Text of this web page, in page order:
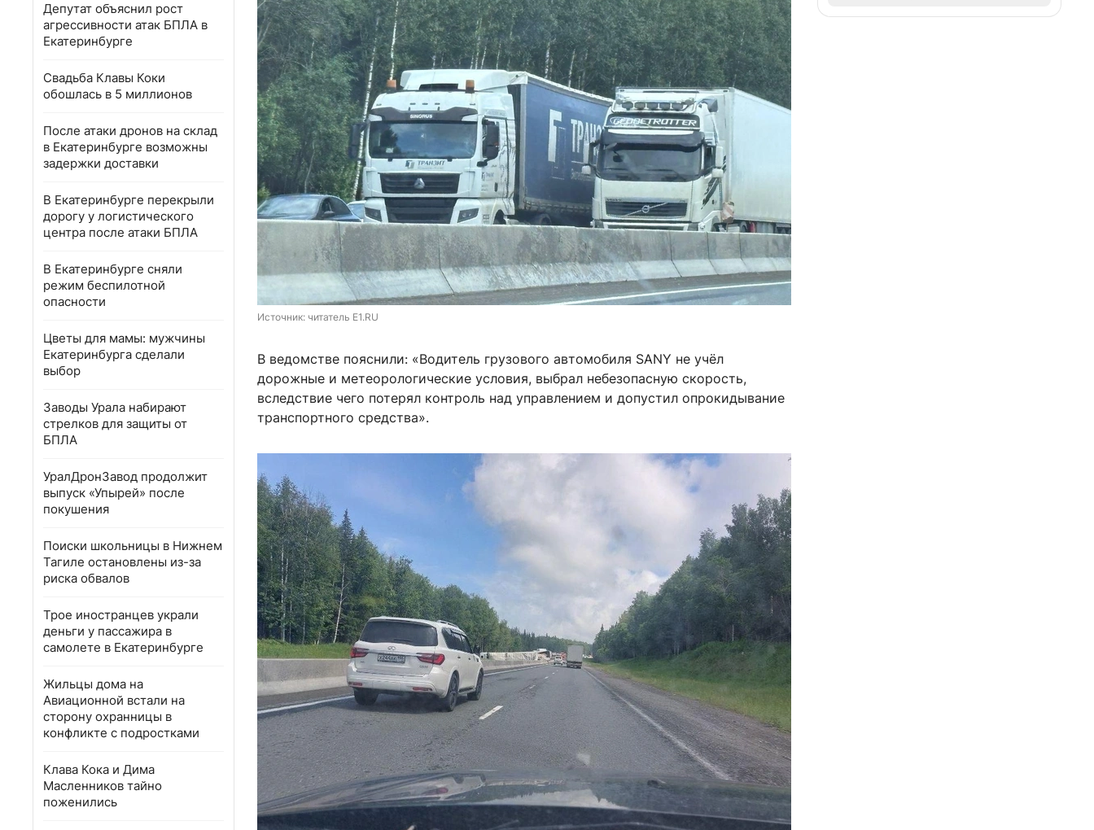
Депутат объяснил рост
агрессивности атак БПЛА в
Екатеринбурге
Свадьба Клавы Коки
обошлась в 5 миллионов
После атаки дронов на склад
в Екатеринбурге возможны
задержки доставки
В Екатеринбурге перекрыли
дорогу у логистического
центра после атаки БПЛА
В Екатеринбурге сняли
режим беспилотной
опасности
Цветы для мамы: мужчины
Екатеринбурга сделали
выбор
Заводы Урала набирают
стрелков для защиты от
БПЛА
УралДронЗавод продолжит
выпуск «Упырей» после
покушения
Поиски школьницы в Нижнем
Тагиле остановлены из-за
риска обвалов
Трое иностранцев украли
деньги у пассажира в
самолете в Екатеринбурге
Жильцы дома на
Авиационной встали на
сторону охранницы в
конфликте с подростками
Клава Кока и Дима
Масленников тайно
поженились
Источник: читатель E1.RU
В ведомстве пояснили: «Водитель грузового автомобиля SANY не учёл
дорожные и метеорологические условия, выбрал небезопасную скорость,
вследствие чего потерял контроль над управлением и допустил опрокидывание
транспортного средства».